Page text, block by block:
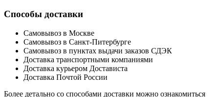
Способы доставки
Самовывоз в Москве
Самовывоз в Санкт-Питербурге
Самовывоз в пунктах выдачи заказов СДЭК
Доставка транспортными компаниями
Доставка курьером Достависта
Доставка Почтой России
Более детально со способами доставки можно ознакомиться